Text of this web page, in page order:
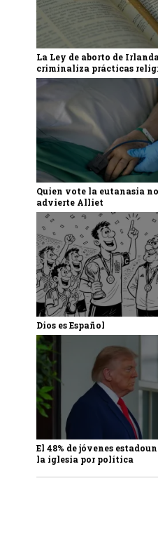
La Ley de aborto de
criminaliza prácticas
Quien vote la eutanasia
advierte Alliet
Dios es Español
El 48% de jóvenes
la iglesia por política